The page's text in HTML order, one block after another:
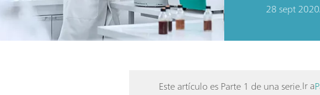
28 sept 2020
Este artículo es Parte 1 de una serie.Ir a